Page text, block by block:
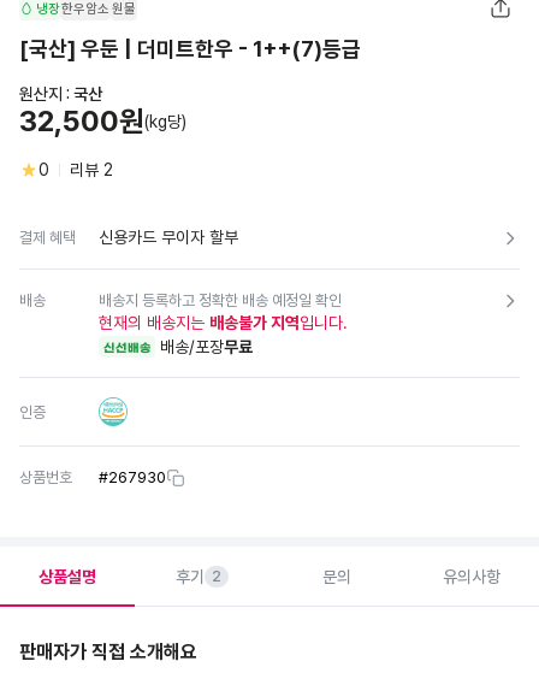
냉장한우암소 원물
[국산] 우둔 | 더미트한우 - 1++(7)등급
원산지 : 국산
32,500원(kg당)
0 리뷰 2
결제 혜택 신용카드 무이자 할부
배송 배송지 등록하고 정확한 배송 예정일 확인
현재의 배송지는 배송불가 지역입니다.
신선배송 배송/포장무료
인증
상품번호 #267930
상품설명 후기 2 문의 유의사항
판매자가 직접 소개해요